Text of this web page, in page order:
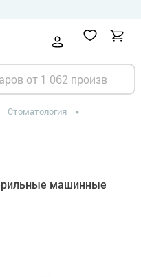
Стоматология
машинные